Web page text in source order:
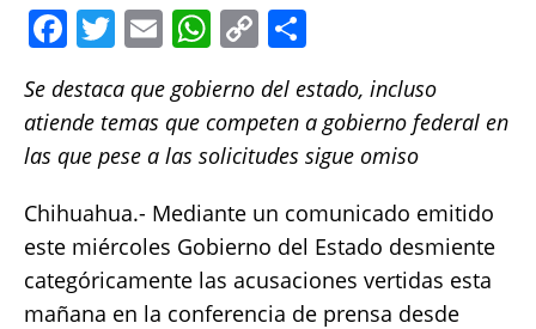
F
c
e
b
o
o
k
T
it
te
r
E
m
ai
l
W
h
at
s
A
p
p
C
o
p
y
Li
n
k
a
re
Se destaca que gobierno del estado, incluso
atiende temas que competen a gobierno federal en
las que pese a las solicitudes sigue omiso
Chihuahua.- Mediante un comunicado emitido
este miércoles Gobierno del Estado desmiente
categóricamente las acusaciones vertidas esta
mañana en la conferencia de prensa desde